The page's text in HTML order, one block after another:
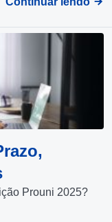
Prouni 2025?